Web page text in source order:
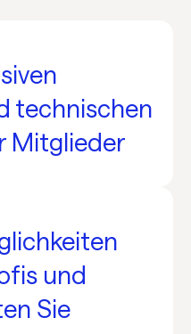
technischen
Mitglieder
und
Sie